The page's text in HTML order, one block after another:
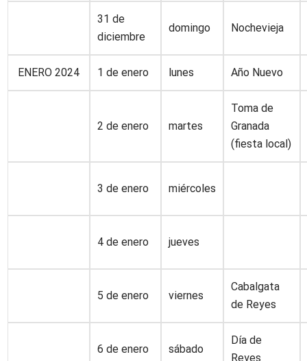
31 de
diciembre
domingo Nochevieja
ENERO 2024 1 de enero lunes Año Nuevo
2 de enero martes
Toma de
Granada
(fiesta local)
3 de enero miércoles
4 de enero jueves
5 de enero viernes
Cabalgata
de Reyes
6 de enero sábado
Día de
Reyes